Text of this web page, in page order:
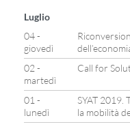
Luglio
04 -
giovedì
02 -
martedì
Call for
01 -
lunedì
SYAT 2019.
la mobilità